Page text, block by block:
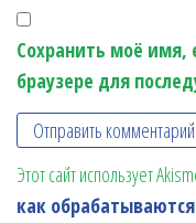
Сохранить моё имя,
браузере для
Этот сайт использует
как